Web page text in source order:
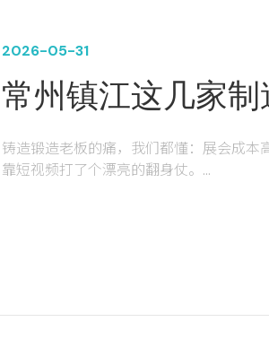
2026-05-31
常州镇江这几家
通过短视频拍摄
铸造锻造老板的痛，我们都懂：展会成本
靠短视频打了个漂亮的翻身仗。
很多人觉得，法兰、轴类、大型锻件这些